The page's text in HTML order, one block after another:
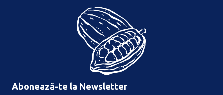
Abonează-te la Newsletter